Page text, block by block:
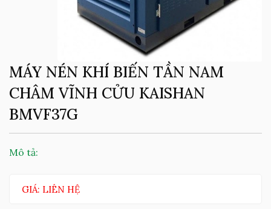
MÁY NÉN KHÍ BIẾN TẦN NAM
CHÂM VĨNH CỬU KAISHAN
BMVF37G
Mô tả:
GIÁ: LIÊN HỆ